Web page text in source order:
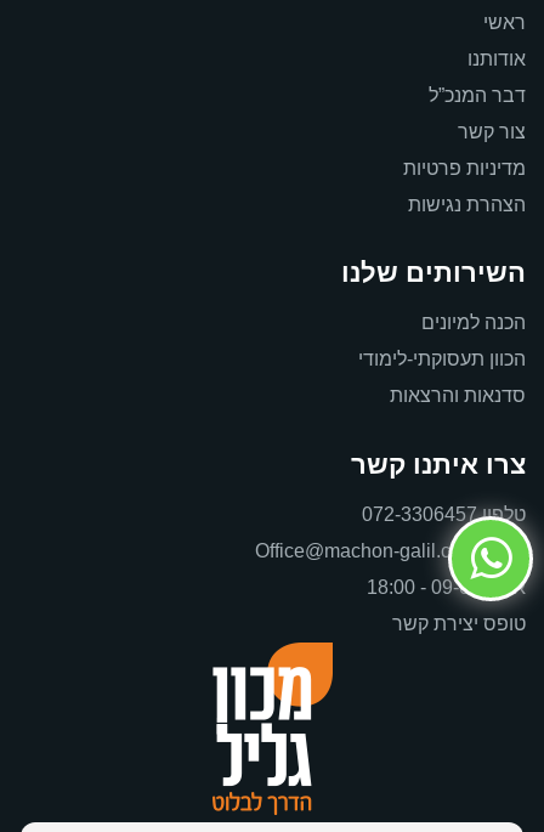
ראשי
אודותנו
דבר המנכ”ל
צור קשר
מדיניות פרטיות
הצהרת נגישות
השירותים שלנו
הכנה למיונים
הכוון תעסוקתי-לימודי
סדנאות והרצאות
צרו איתנו קשר
טלפון072-3306457
דוא"לOffice@machon-galil.co.il
א’-ה’ 09-00 - 18:00
טופס יצירת קשר